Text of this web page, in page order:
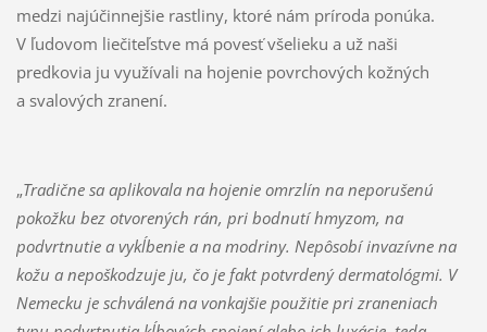
medzi najúčinnejšie rastliny, ktoré nám príroda ponúka.
V ľudovom liečiteľstve má povesť všelieku a už naši
predkovia ju využívali na hojenie povrchových kožných
a svalových zranení.
„Tradične sa aplikovala na hojenie omrzlín na neporušenú
pokožku bez otvorených rán, pri bodnutí hmyzom, na
podvrtnutie a vykĺbenie a na modriny. Nepôsobí invazívne na
kožu a nepoškodzuje ju, čo je fakt potvrdený dermatológmi. V
Nemecku je schválená na vonkajšie použitie pri zraneniach